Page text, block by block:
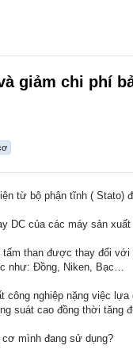
giảm chi phí
từ bộ phận tĩnh ( Stato)
DC của các máy sản xuất
than được thay đổi
như: Đồng, Niken, Bạc…
nghiệp nặng việc
suát cao đồng thời
mình đang sử dụng?